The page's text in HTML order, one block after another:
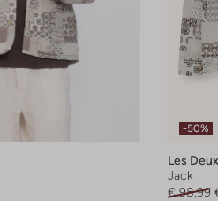
-50%
Les Deux
Jack
€ 98,99